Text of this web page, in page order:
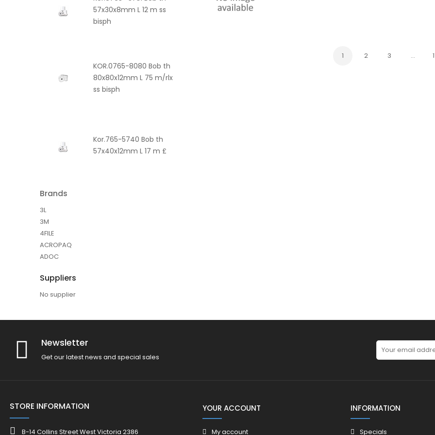
57x30x8mm L 12 m ss
bisph
KOR.0765-8080 Bob th
80x80x12mm L 75 m/rlx
ss bisph
Kor.765-5740 Bob th
57x40x12mm L 17 m £
Brands
3L
3M
4FILE
ACROPAQ
ADOC
Suppliers
No supplier
1 2 3 …
Newsletter
Get our latest news and special sales
STORE INFORMATION
B-14 Collins Street West Victoria 2386
YOUR ACCOUNT
My account
INFORMATION
Specials